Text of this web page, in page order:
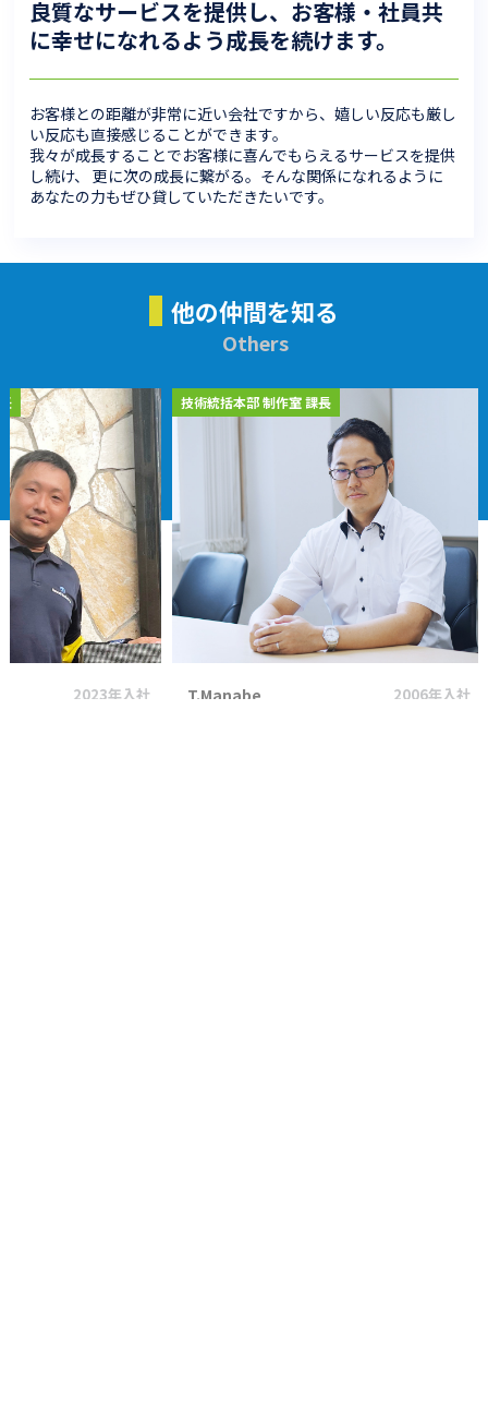
良質なサービスを提供し、お客様・社員共
に幸せになれるよう成長を続けます。
お客様との距離が非常に近い会社ですから、嬉しい反応も厳し
い反応も直接感じることができます。
我々が成長することでお客様に喜んでもらえるサービスを提供
し続け、 更に次の成長に繋がる。そんな関係になれるように
あなたの力もぜひ貸していただきたいです。
他の仲間を知る
Others
技術統括本部 制作室 課長
T.Manabe